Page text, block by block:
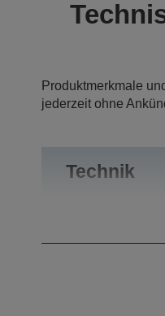
Produktmerkmale
jederzeit ohne
Technik